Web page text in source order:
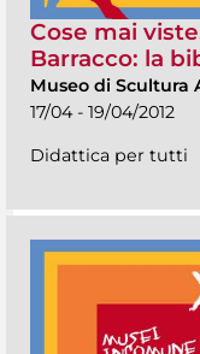
Cose mai
Barracco: la
Museo di Scultura
17/04 - 19/04/2012
Didattica per tutti